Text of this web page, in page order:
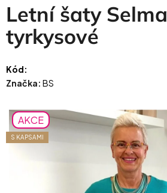
Letní šaty Selma
tyrkysové
Kód:
Značka: BS
AKCE
S KAPSAMI